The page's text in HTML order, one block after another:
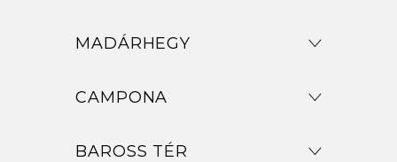
MADÁRHEGY
CAMPONA
BAROSS TÉR